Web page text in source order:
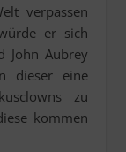
verpassen
er sich
John Aubrey
dieser eine
zu
kommen